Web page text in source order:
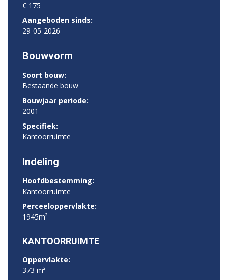
€ 175
Aangeboden sinds:
29-05-2026
Bouwvorm
Soort bouw:
Bestaande bouw
Bouwjaar periode:
2001
Specifiek:
Kantoorruimte
Indeling
Hoofdbestemming:
Kantoorruimte
Perceeloppervlakte:
1945m²
KANTOORRUIMTE
Oppervlakte:
373 m²